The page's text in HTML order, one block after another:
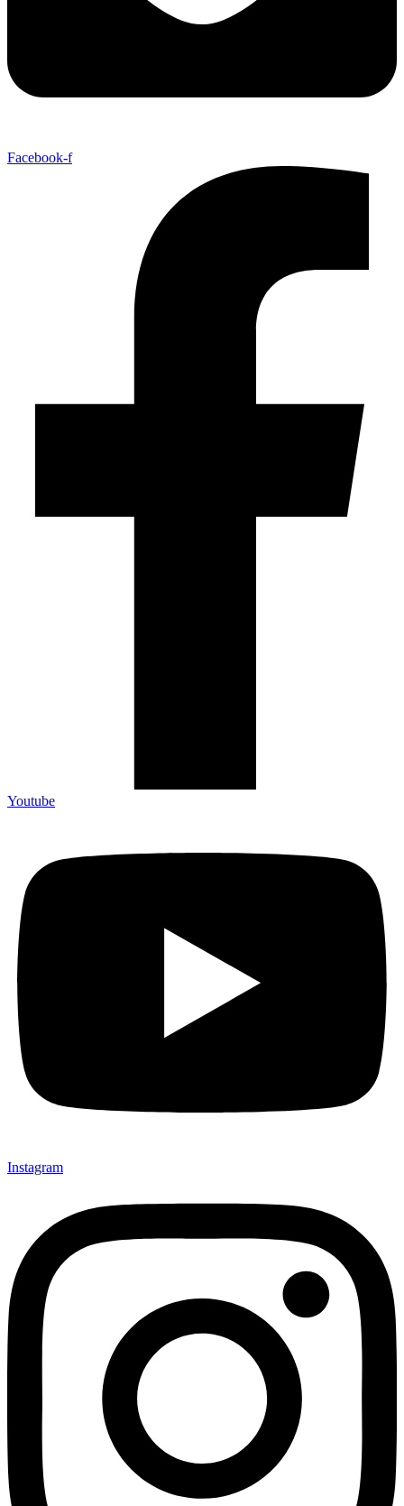
Facebook-f
Youtube
Instagram